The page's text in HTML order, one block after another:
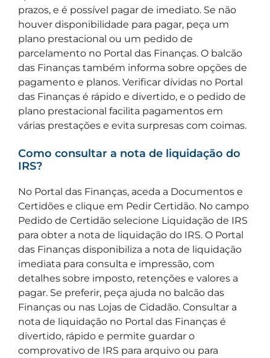
prazos, e é possível pagar de imediato. Se não
houver disponibilidade para pagar, peça um
plano prestacional ou um pedido de
parcelamento no Portal das Finanças. O balcão
das Finanças também informa sobre opções de
pagamento e planos. Verificar dívidas no Portal
das Finanças é rápido e divertido, e o pedido de
plano prestacional facilita pagamentos em
várias prestações e evita surpresas com coimas.
Como consultar a nota de liquidação do
IRS?
No Portal das Finanças, aceda a Documentos e
Certidões e clique em Pedir Certidão. No campo
Pedido de Certidão selecione Liquidação de IRS
para obter a nota de liquidação do IRS. O Portal
das Finanças disponibiliza a nota de liquidação
imediata para consulta e impressão, com
detalhes sobre imposto, retenções e valores a
pagar. Se preferir, peça ajuda no balcão das
Finanças ou nas Lojas de Cidadão. Consultar a
nota de liquidação no Portal das Finanças é
divertido, rápido e permite guardar o
comprovativo de IRS para arquivo ou para